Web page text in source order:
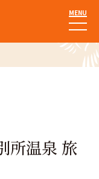
MENU
所温泉 旅